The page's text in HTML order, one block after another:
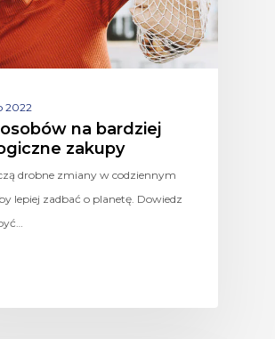
2022
na bardziej
zakupy
drobne zmiany w codziennym
lepiej zadbać o planetę. Dowiedz